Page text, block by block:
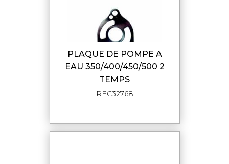
PLAQUE DE POMPE A
EAU 350/400/450/500 2
TEMPS
REC32768